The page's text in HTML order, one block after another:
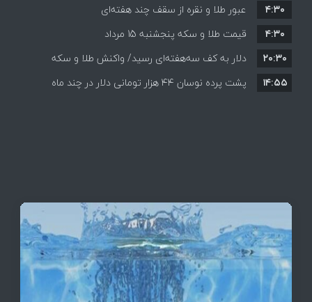
قیمت ها بر مدار افزایش + جدول
عبور طلا و نقره از سقف چند هفته‌ای
۴:۳۰
قیمت طلا و سکه پنجشنبه 15 مرداد
۴:۳۰
دلار به کف سه‌هفته‌ای رسید/ واکنش طلا و سکه
به بازگشایی تنگه هرمز
۲۰:۳۰
پشت پرده نوسان ۴۴ هزار تومانی دلار در چند ماه
۱۴:۵۵